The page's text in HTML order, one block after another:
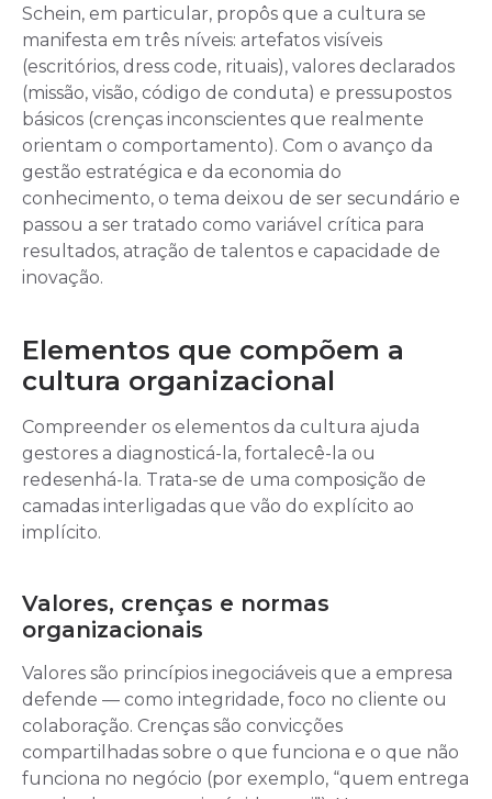
Schein, em particular, propôs que a cultura se
manifesta em três níveis: artefatos visíveis
(escritórios, dress code, rituais), valores declarados
(missão, visão, código de conduta) e pressupostos
básicos (crenças inconscientes que realmente
orientam o comportamento). Com o avanço da
gestão estratégica e da economia do
conhecimento, o tema deixou de ser secundário e
passou a ser tratado como variável crítica para
resultados, atração de talentos e capacidade de
inovação.
Elementos que compõem a
cultura organizacional
Compreender os elementos da cultura ajuda
gestores a diagnosticá-la, fortalecê-la ou
redesenhá-la. Trata-se de uma composição de
camadas interligadas que vão do explícito ao
implícito.
Valores, crenças e normas
organizacionais
Valores são princípios inegociáveis que a empresa
defende — como integridade, foco no cliente ou
colaboração. Crenças são convicções
compartilhadas sobre o que funciona e o que não
funciona no negócio (por exemplo, “quem entrega